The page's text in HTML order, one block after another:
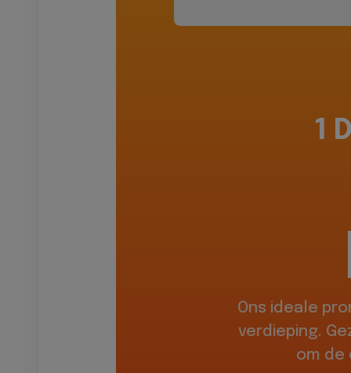
1
Ons ideale
verdieping.
om de